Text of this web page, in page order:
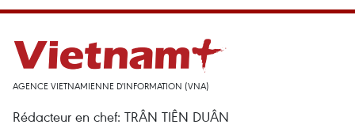
AGENCE VIETNAMIENNE D'INFORMATION (VNA)
Rédacteur en chef: TRÂN TIÊN DUÂN